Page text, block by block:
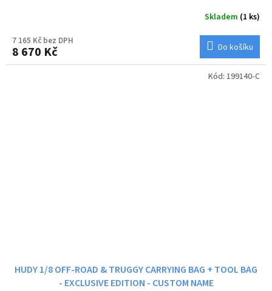
Skladem (1 ks)
7 165 Kč bez DPH
8 670 Kč Do košíku
HUDY 1/8 OFF-ROAD & TRUGGY CARRYING BAG + TOOL BAG
- EXCLUSIVE EDITION - CUSTOM NAME
Kód: 199140-C